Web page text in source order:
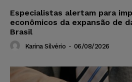
Especialistas alertam para
econômicos da expansão de
Brasil
Karina Silvério - 06/08/2026